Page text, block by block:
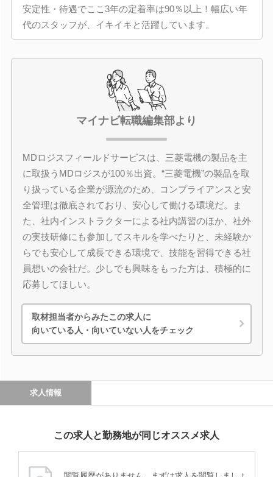
安定性・待遇でここ3年の定着率は90％以上！幅広い年
代のスタッフが、イキイキと活躍しています。
マイナビ転職編集部より
MDロジスフィールドサービスは、三菱電機の製品を主
に取扱うMDロジスが100％出資。“三菱電機”の製品を取
り扱っている企業が源流のため、コンプライアンスと安
全管理は徹底されており、安心して働ける環境だ。ま
た、社内インストラクターによる社内講習のほか、社外
の実技研修にも参加してスキルを学べたりと、未経験か
らでも安心して成長できる環境で、技能を習得できる社
員想いの会社だ。少しでも興味をもった方は、積極的に
応募してほしい。
取材担当者からみたこの求人に
向いている人・向いていない人をチェック
求人情報
この求人と勤務地が同じオススメ求人
閲覧履歴がありません。まずは求人を閲覧しましょ